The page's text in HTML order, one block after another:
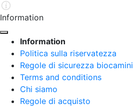
Information
Information
Politica sulla riservatezza
Regole di sicurezza biocamini
Terms and conditions
Chi siamo
Regole di acquisto